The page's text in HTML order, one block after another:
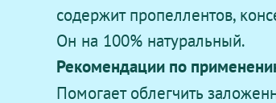
содержит пропеллентов,
Он на 100% натуральный.
Рекомендации по
Помогает облегчить